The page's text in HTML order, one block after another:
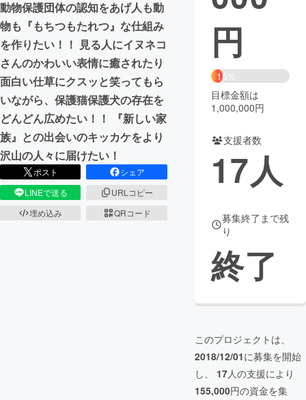
まちづくり・地域活性化
CAMPFIRE for Social Good
CAMPFIRE Creation
CAMPFIREふるさと納税machi-ya コミュニティ
動物保護団体の認知をあげ人も動
物も『もちつもたれつ』な仕組み
を作りたい！！ 見る人にイヌネコ
さんのかわいい表情に癒されたり
面白い仕草にクスッと笑ってもら
いながら、保護猫保護犬の存在を
どんどん広めたい！！ 『新しい家
族』との出会いのキッカケをより
沢山の人々に届けたい！
ポスト
シェア
LINEで送る
URLコピー
埋め込み
QRコード
円
15%
目標金額は
1,000,000円
支援者数
17人
募集終了まで残
り
終了
このプロジェクトは、
2018/12/01に募集を開始
し、 17人の支援により
155,000円の資金を集